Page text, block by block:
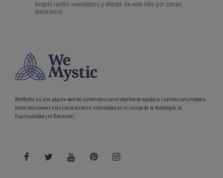
WeMystic es una página web de contenidos con el objetivo de ayudar a nuestra comunidad a
tomar decisiones más conscientes e informadas en el campo de la Astrología, la
Espiritualidad y el Bienestar.